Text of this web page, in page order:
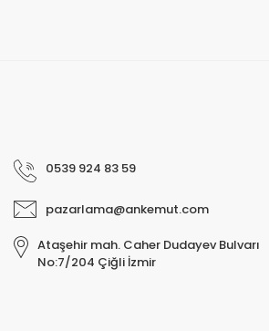
0539 924 83 59
pazarlama@ankemut.com
Ataşehir mah. Caher Dudayev Bulvarı
No:7/204 Çiğli İzmir